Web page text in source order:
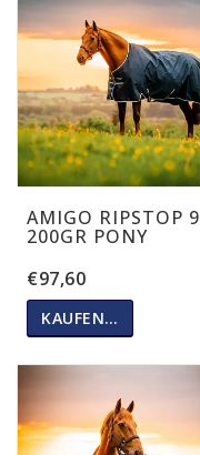
AMIGO RIPSTOP 9
200GR PONY
€97,60
KAUFEN…